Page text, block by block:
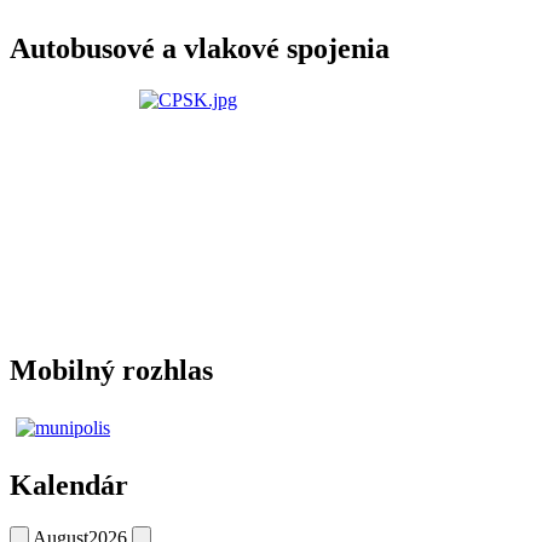
Autobusové a vlakové spojenia
Mobilný rozhlas
Kalendár
August2026